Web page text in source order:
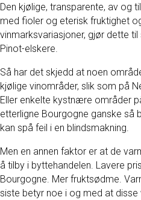
Den kjølige, transparente, av og
med fioler og eterisk fruktighet
vinmarksvariasjoner, gjør dette
Pinot-elskere.
Så har det skjedd at noen
kjølige vinområder, slik som på
Eller enkelte kystnære områder
etterligne Bourgogne ganske så
kan spå feil i en blindsmakning.
Men en annen faktor er at de
å tilby i byttehandelen. Lavere
Bourgogne. Mer fruktsødme.
siste betyr noe i og med at